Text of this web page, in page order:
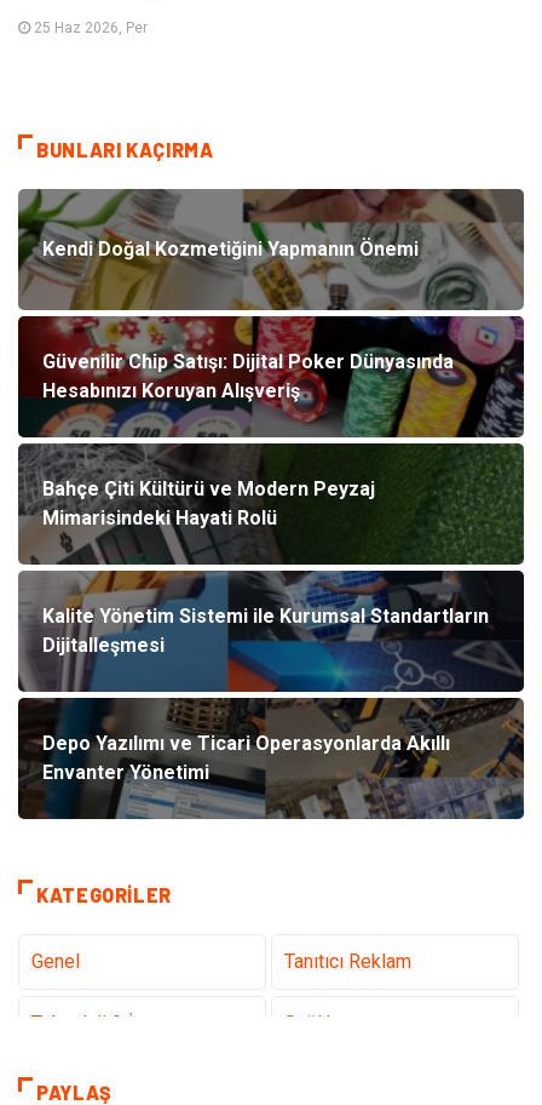
25 Haz 2026, Per
BUNLARI KAÇIRMA
Kendi Doğal Kozmetiğini Yapmanın Önemi
Güvenilir Chip Satışı: Dijital Poker Dünyasında
Hesabınızı Koruyan Alışveriş
Bahçe Çiti Kültürü ve Modern Peyzaj
Mimarisindeki Hayati Rolü
Kalite Yönetim Sistemi ile Kurumsal Standartların
Dijitalleşmesi
Depo Yazılımı ve Ticari Operasyonlarda Akıllı
Envanter Yönetimi
KATEGORILER
Genel Tanıtıcı Reklam
Teknoloji & İnternet Sağlık
Eğitim & Kariyer
PAYLAŞ